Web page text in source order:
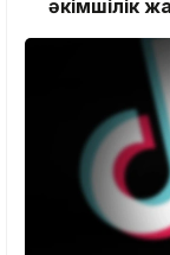
әкімшілік